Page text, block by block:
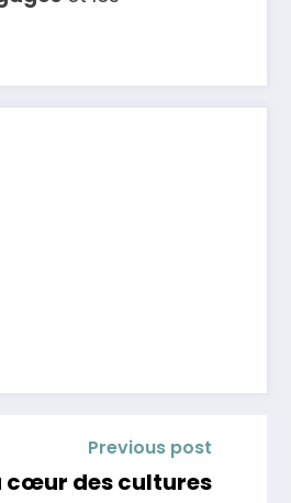
Previous post
cœur des cultures